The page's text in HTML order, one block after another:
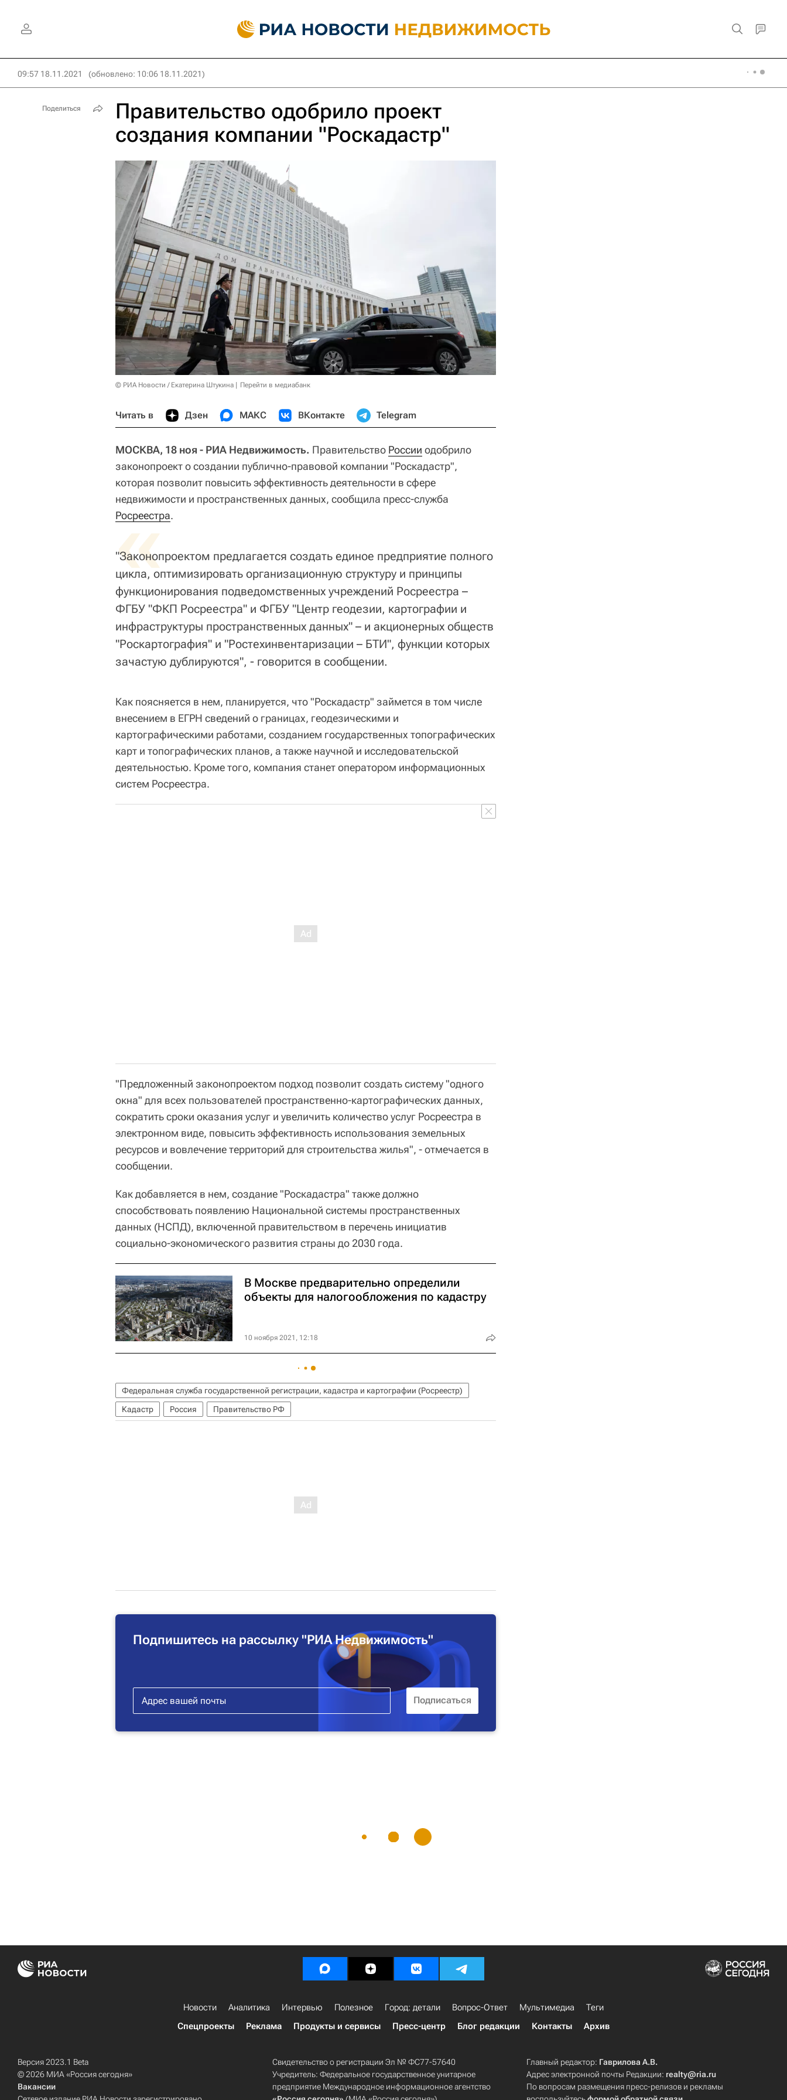
09:57 18.11.2021 (обновлено: 10:06 18.11.2021)
Правительство одобрило проект
создания компании "Роскадастр"
© РИА Новости / Екатерина Штукина Перейти в медиабанк
Читать в Дзен МАКС ВКонтакте Telegram
МОСКВА, 18 ноя - РИА Недвижимость. Правительство России одобрило
законопроект о создании публично-правовой компании "Роскадастр",
которая позволит повысить эффективность деятельности в сфере
недвижимости и пространственных данных, сообщила пресс-служба
Росреестра.
«
"Законопроектом предлагается создать единое предприятие полного
цикла, оптимизировать организационную структуру и принципы
функционирования подведомственных учреждений Росреестра –
ФГБУ "ФКП Росреестра" и ФГБУ "Центр геодезии, картографии и
инфраструктуры пространственных данных" – и акционерных обществ
"Роскартография" и "Ростехинвентаризации – БТИ", функции которых
зачастую дублируются", - говорится в сообщении.
Как поясняется в нем, планируется, что "Роскадастр" займется в том числе
внесением в ЕГРН сведений о границах, геодезическими и
картографическими работами, созданием государственных топографических
карт и топографических планов, а также научной и исследовательской
деятельностью. Кроме того, компания станет оператором информационных
систем Росреестра.
"Предложенный законопроектом подход позволит создать систему "одного
окна" для всех пользователей пространственно-картографических данных,
сократить сроки оказания услуг и увеличить количество услуг Росреестра в
электронном виде, повысить эффективность использования земельных
ресурсов и вовлечение территорий для строительства жилья", - отмечается в
сообщении.
Как добавляется в нем, создание "Роскадастра" также должно
способствовать появлению Национальной системы пространственных
данных (НСПД), включенной правительством в перечень инициатив
социально-экономического развития страны до 2030 года.
В Москве предварительно определили
объекты для налогообложения по кадастру
10 ноября 2021, 12:18
Федеральная служба государственной регистрации, кадастра и картографии (Росреестр)
Кадастр
Россия Правительство РФ
Подпишитесь на рассылку "РИА Недвижимость"
Поделиться
Новости Аналитика Интервью Полезное Город: детали Вопрос-Ответ Мультимедиа
Теги
Спецпроекты
Реклама Продукты и сервисы Пресс-центр Блог редакции Контакты Архив
Версия 2023.1 Beta
© 2026 МИА «Россия сегодня»
Вакансии
Свидетельство о регистрации Эл № ФС77-57640
Учредитель: Федеральное государственное унитарное
предприятие Международное информационное агентство
Главный редактор: Гаврилова А.В.
Адрес электронной почты Редакции: realty@ria.ru
По вопросам размещения пресс-релизов и рекламы